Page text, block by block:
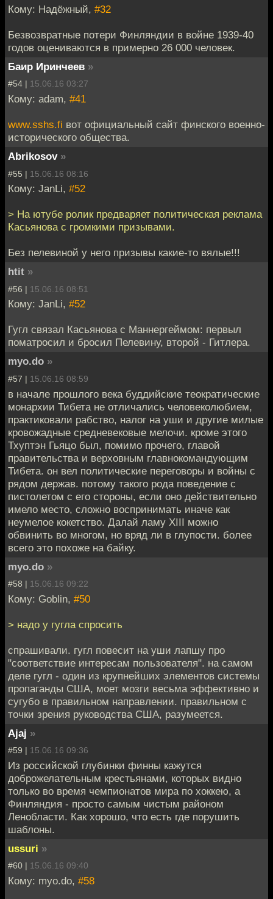
Кому: Надёжный, #32
Безвозвратные потери Финляндии в войне 1939-40
годов оцениваются в примерно 26 000 человек.
Баир Иринчеев »
#54 | 15.06.16 03:27
Кому: adam, #41
www.sshs.fi вот официальный сайт финского военно-
исторического общества.
Abrikosov »
#55 | 15.06.16 08:16
Кому: JanLi, #52
> На ютубе ролик предваряет политическая реклама
Касьянова с громкими призывами.
Без пелевиной у него призывы какие-то вялые!!!
htit »
#56 | 15.06.16 08:51
Кому: JanLi, #52
Гугл связал Касьянова с Маннергеймом: первыл
поматросил и бросил Пелевину, второй - Гитлера.
myo.do »
#57 | 15.06.16 08:59
в начале прошлого века буддийские теократические
монархии Тибета не отличались человеколюбием,
практиковали рабство, налог на уши и другие милые
кровожадные средневековые мелочи. кроме этого
Тхуптэн Гьяцо был, помимо прочего, главой
правительства и верховным главнокомандующим
Тибета. он вел политические переговоры и войны с
рядом держав. потому такого рода поведение с
пистолетом с его стороны, если оно действительно
имело место, сложно воспринимать иначе как
неумелое кокетство. Далай ламу XIII можно
обвинить во многом, но вряд ли в глупости. более
всего это похоже на байку.
myo.do »
#58 | 15.06.16 09:22
Кому: Goblin, #50
> надо у гугла спросить
спрашивали. гугл повесит на уши лапшу про
"соответствие интересам пользователя". на самом
деле гугл - один из крупнейших элементов системы
пропаганды США, моет мозги весьма эффективно и
сугубо в правильном направлении. правильном с
точки зрения руководства США, разумеется.
Ajaj »
#59 | 15.06.16 09:36
Из российской глубинки финны кажутся
доброжелательным крестьянами, которых видно
только во время чемпионатов мира по хоккею, а
Финляндия - просто самым чистым районом
Ленобласти. Как хорошо, что есть где порушить
шаблоны.
ussuri »
#60 | 15.06.16 09:40
Кому: myo.do, #58